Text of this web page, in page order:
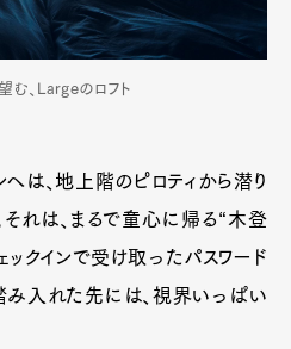
む、Largeのロフト
は、地上階のピロティから潜り
それは、まるで童心に帰る“木登
ックインで受け取ったパスワード
み入れた先には、視界いっぱい